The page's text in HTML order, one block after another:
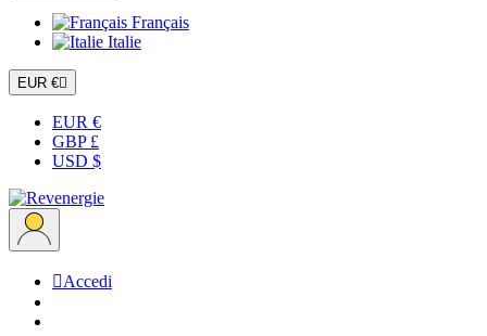
Français
Italie
EUR €
EUR €
GBP £
USD $
Accedi